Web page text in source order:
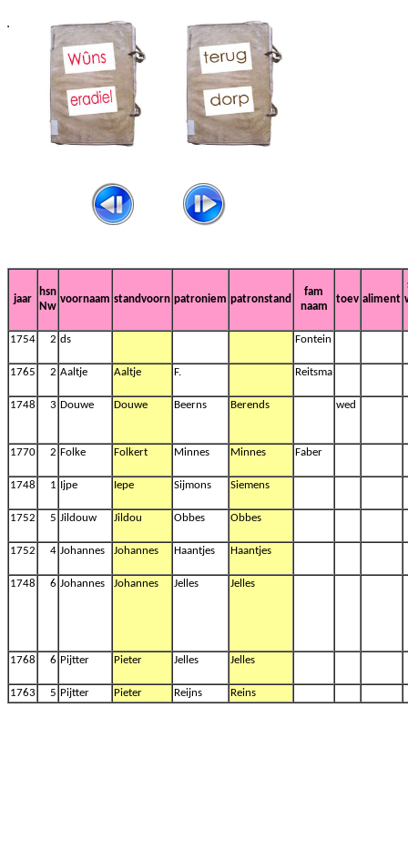
jaar
hsn
Nw
voornaam standvoorn patroniem patronstand
fam
naam
toev aliment
1754 2 ds Fontein
1765 2 Aaltje Aaltje F. Reitsma
1748 3 Douwe Douwe Beerns Berends wed
1770 2 Folke Folkert Minnes Minnes Faber
1748 1 Ijpe Iepe Sijmons Siemens
1752 5 Jildouw Jildou Obbes Obbes
1752 4 Johannes Johannes Haantjes Haantjes
1748 6 Johannes Johannes Jelles Jelles
1768 6 Pijtter Pieter Jelles Jelles
1763 5 Pijtter Pieter Reijns Reins